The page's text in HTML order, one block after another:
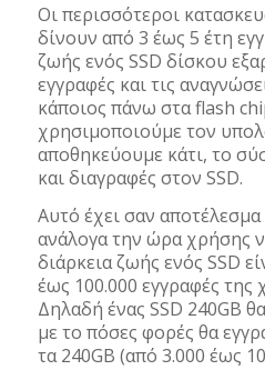
Οι περισσότεροι
δίνουν από 3 έως 5 έτη
ζωής ενός SSD δίσκου
εγγραφές και τις
κάποιος πάνω στα flash
χρησιμοποιούμε τον
αποθηκεύουμε κάτι, το
και διαγραφές στον SSD.
Αυτό έχει σαν
ανάλογα την ώρα χρήσης
διάρκεια ζωής ενός SSD
έως 100.000 εγγραφές της
Δηλαδή ένας SSD 240GB
με το πόσες φορές θα
τα 240GB (από 3.000 έως